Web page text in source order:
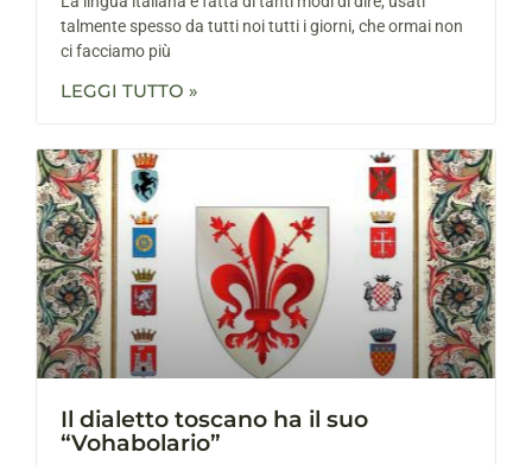
talmente spesso da tutti noi tutti i giorni, che ormai non
ci facciamo più
LEGGI TUTTO »
Il dialetto toscano ha il suo
“Vohabolario”